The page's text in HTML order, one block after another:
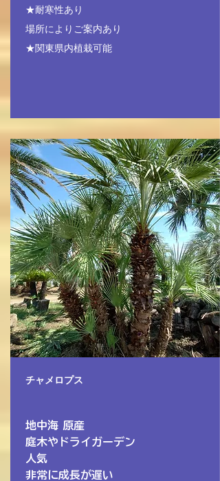
★耐寒性あり
​場所によりご案内あり
★関東県内植栽可能
チャメロプス
​地中海 原産
庭木やドライガーデン
人気
​非常に成長が遅い